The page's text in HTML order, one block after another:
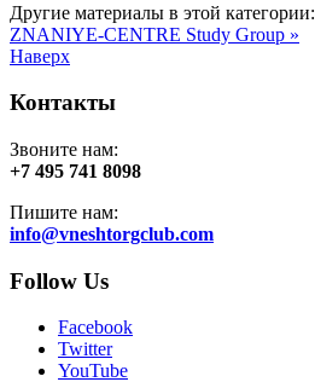
Другие материалы в этой категории:
ZNANIYE-CENTRE Study Group »
Наверх
Контакты
Звоните нам:
+7 495 741 8098
Пишите нам:
info@vneshtorgclub.com
Follow Us
Facebook
Twitter
YouTube